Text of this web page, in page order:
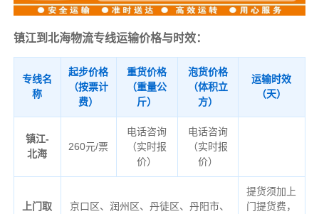
镇江到北海物流专线运输价格与时效：
专线名
称
起步价格
（按票计
费）
重货价格
（重量公
斤）
泡货价格
（体积立
方）
运输时效
（天）
镇江-
北海
260元/票
电话咨询
（实时报
价）
电话咨询
（实时报
价）
上门取
京口区、润州区、丹徒区、丹阳市、
提货须加上
门提货费，